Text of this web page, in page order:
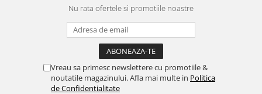
Nu rata ofertele si promotiile noastre
Vreau sa primesc newslettere cu promotiile &
noutatile magazinului. Afla mai multe in Politica
de Confidentialitate